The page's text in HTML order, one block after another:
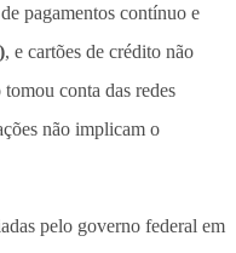
pagamentos contínuo e
, e cartões de crédito não
conta das redes
não implicam o
pelo governo federal em